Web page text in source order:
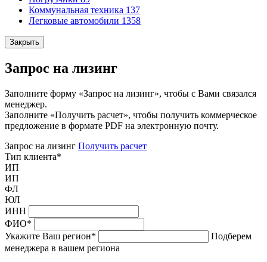
Коммунальная техника 137
Легковые автомобили 1358
Закрыть
Запрос на лизинг
Заполните форму «Запрос на лизинг», чтобы с Вами связался
менеджер.
Заполните «Получить расчет», чтобы получить коммерческое
предложение в формате PDF на электронную почту.
Запрос на лизинг Получить расчет
Тип клиента*
ИП
ИП
ФЛ
ЮЛ
ИНН
ФИО*
Укажите Ваш регион*
Подберем
менеджера в вашем региона